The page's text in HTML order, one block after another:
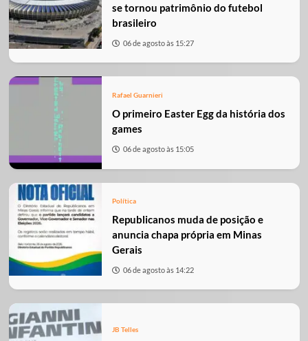
se tornou patrimônio do futebol
brasileiro
06 de agosto às 15:27
Rafael Guarnieri
O primeiro Easter Egg da história dos
games
06 de agosto às 15:05
Política
Republicanos muda de posição e
anuncia chapa própria em Minas
Gerais
06 de agosto às 14:22
JB Telles